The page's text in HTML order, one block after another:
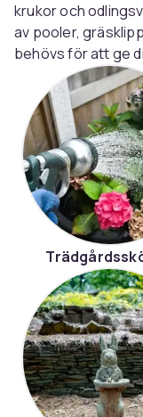
krukor och
av pooler,
behövs för att ge